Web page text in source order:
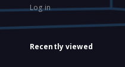
Log in
Recently viewed